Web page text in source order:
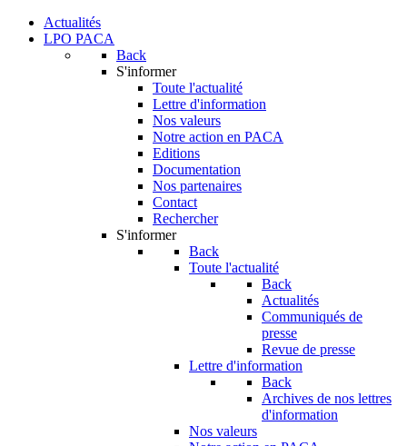
Actualités
LPO PACA
Back
S'informer
Toute l'actualité
Lettre d'information
Nos valeurs
Notre action en PACA
Editions
Documentation
Nos partenaires
Contact
Rechercher
S'informer
Back
Toute l'actualité
Back
Actualités
Communiqués de
presse
Revue de presse
Lettre d'information
Back
Archives de nos lettres
d'information
Nos valeurs